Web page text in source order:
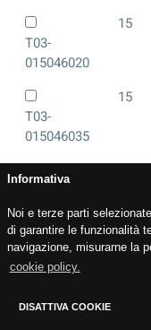
Informativa
Noi e terze parti
di garantire le funzionalità
navigazione, misurarne la
cookie policy.
DISATTIVA COOKIE
T03-
015046020
15
T03-
015046035
15
T03-
015046045
15
T03-
15